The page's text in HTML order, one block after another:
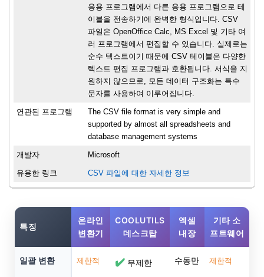
응용 프로그램에서 다른 응용 프로그램으로 테
이블을 전송하기에 완벽한 형식입니다. CSV
파일은 OpenOffice Calc, MS Excel 및 기타 여
러 프로그램에서 편집할 수 있습니다. 실제로는
순수 텍스트이기 때문에 CSV 테이블은 다양한
텍스트 편집 프로그램과 호환됩니다. 서식을 지
원하지 않으므로, 모든 데이터 구조화는 특수
문자를 사용하여 이루어집니다.
연관된 프로그램
The CSV file format is very simple and
supported by almost all spreadsheets and
database management systems
개발자 Microsoft
유용한 링크 CSV 파일에 대한 자세한 정보
특징
온라인
변환기
COOLUTILS
데스크탑
엑셀
내장
기타 소
프트웨어
일괄 변환 제한적 ✔️ 무제한 수동만 제한적